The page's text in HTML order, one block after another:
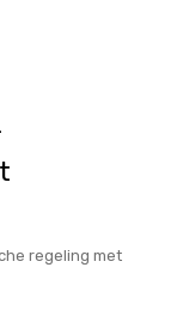
regeling met